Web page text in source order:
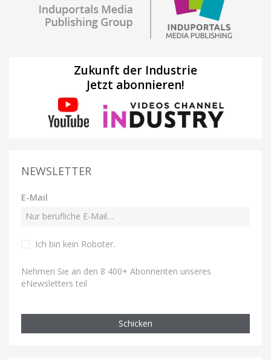
Zukunft der Industrie
Jetzt abonnieren!
NEWSLETTER
E-Mail
Ich bin kein Roboter.
Nehmen Sie an den 8 400+ Abonnenten unseres
eNewsletters teil
Schicken